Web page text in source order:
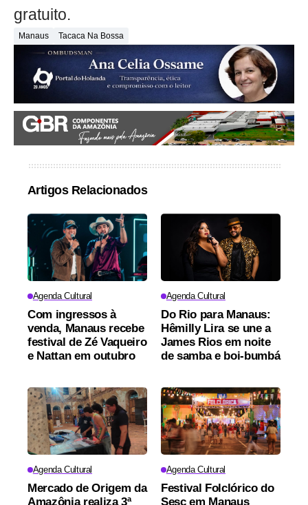
gratuito.
Manaus Tacaca Na Bossa
Artigos Relacionados
Agenda Cultural
Com ingressos à
venda, Manaus recebe
festival de Zé Vaqueiro
e Nattan em outubro
Agenda Cultural
Do Rio para Manaus:
Hêmilly Lira se une a
James Rios em noite
de samba e boi-bumbá
Agenda Cultural
Mercado de Origem da
Amazônia realiza 3ª
Agenda Cultural
Festival Folclórico do
Sesc em Manaus